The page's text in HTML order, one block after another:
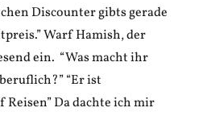
Discounter gibts gerade
Warf Hamish, der
ein. “Was macht ihr
“Er ist
Reisen” Da dachte ich mir